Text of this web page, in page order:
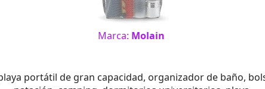
Marca: Molain
portátil de gran capacidad, organizador de baño,